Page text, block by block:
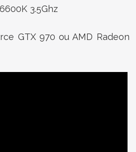
3.5Ghz
GTX 970 ou AMD Radeon